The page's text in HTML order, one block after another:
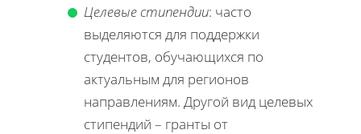
Целевые стипендии: часто
выделяются для поддержки
студентов, обучающихся по
актуальным для регионов
направлениям. Другой вид целевых
стипендий – гранты от